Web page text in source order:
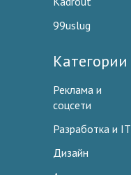
99uslug
Категории
Реклама и
соцсети
Разработка и IT
Дизайн